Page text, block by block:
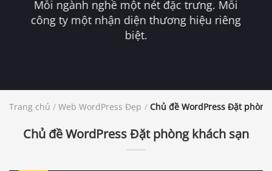
Mỗi ngành nghề một nét đặc trưng. Mỗi
công ty một nhận diện thương hiệu riêng
biệt.
Trang chủ / Web WordPress Đẹp / Chủ đề WordPress Đặt
Chủ đề WordPress Đặt phòng khách sạn